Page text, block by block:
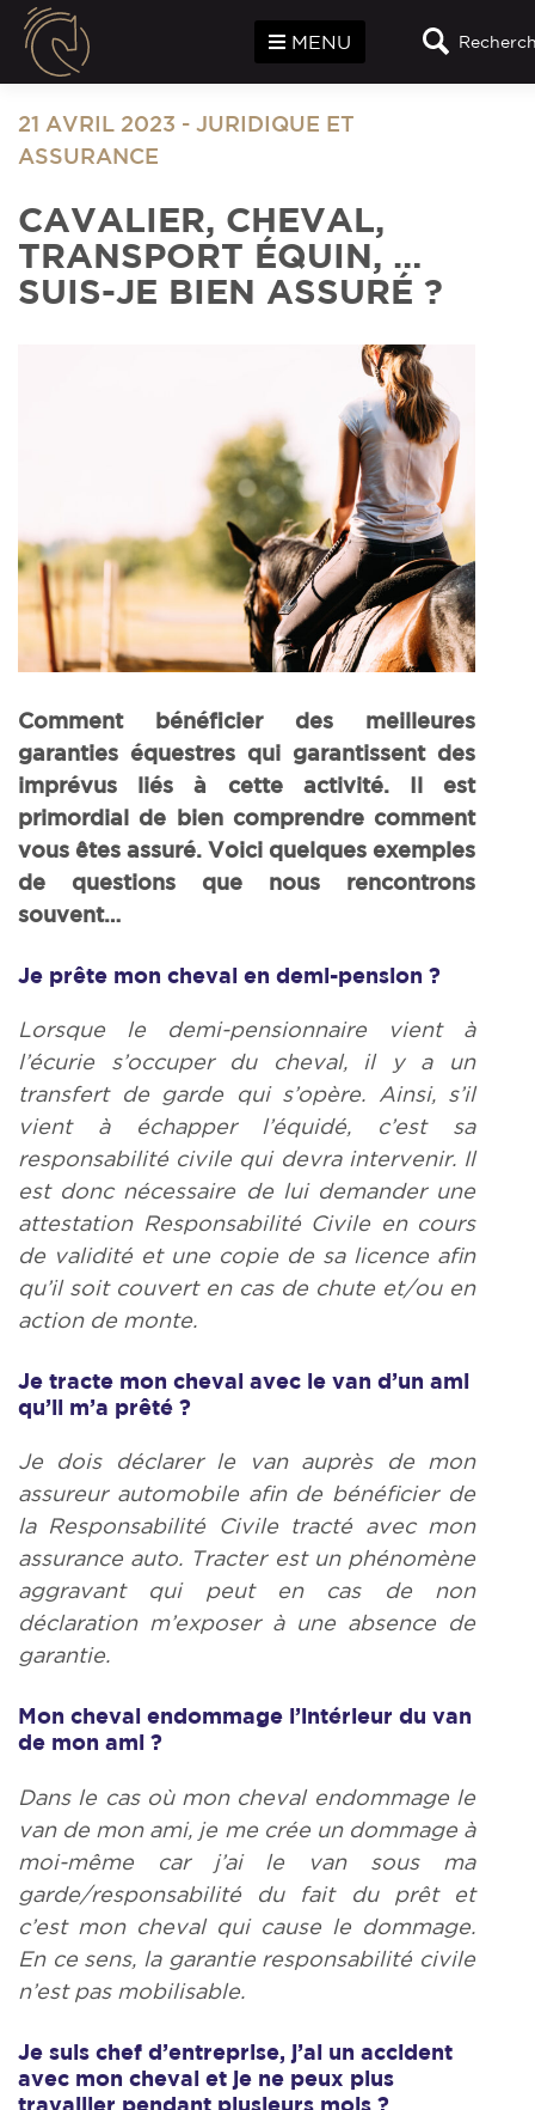
MENU
21 AVRIL 2023 - JURIDIQUE ET
ASSURANCE
CAVALIER, CHEVAL,
TRANSPORT ÉQUIN, …
SUIS-JE BIEN ASSURÉ ?
Comment bénéficier des meilleures
garanties équestres qui garantissent des
imprévus liés à cette activité. Il est
primordial de bien comprendre comment
vous êtes assuré. Voici quelques exemples
de questions que nous rencontrons
souvent…
Je prête mon cheval en demi-pension ?
Lorsque le demi-pensionnaire vient à
l’écurie s’occuper du cheval, il y a un
transfert de garde qui s’opère. Ainsi, s’il
vient à échapper l’équidé, c’est sa
responsabilité civile qui devra intervenir. Il
est donc nécessaire de lui demander une
attestation Responsabilité Civile en cours
de validité et une copie de sa licence afin
qu’il soit couvert en cas de chute et/ou en
action de monte.
Je tracte mon cheval avec le van d’un ami
qu’il m’a prêté ?
Je dois déclarer le van auprès de mon
assureur automobile afin de bénéficier de
la Responsabilité Civile tracté avec mon
assurance auto. Tracter est un phénomène
aggravant qui peut en cas de non
déclaration m’exposer à une absence de
garantie.
Mon cheval endommage l’intérieur du van
de mon ami ?
Dans le cas où mon cheval endommage le
van de mon ami, je me crée un dommage à
moi-même car j’ai le van sous ma
garde/responsabilité du fait du prêt et
c’est mon cheval qui cause le dommage.
En ce sens, la garantie responsabilité civile
n’est pas mobilisable.
Je suis chef d’entreprise, j’ai un accident
avec mon cheval et je ne peux plus
travailler pendant plusieurs mois ?
Panneau de gestion des cookies